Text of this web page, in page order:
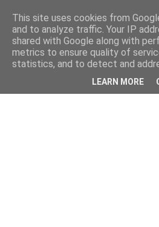
This site uses cookies from
and to analyze traffic. Your IP
shared with Google along with
metrics to ensure quality of
statistics, and to detect and
LEARN MORE